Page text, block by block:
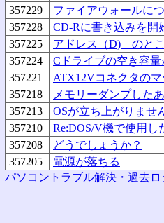
357229
ファイアウォールに
357228
CD-Rに書き込みを開
357225
アドレス（D) のと
357224
Cドライブの空き容量
357221
ATX12Vコネクタのマ
357218
メモリーダンプした
357213
OSが立ち上がりませ
357210
Re:DOS/V機で使用し
357208
どうでしょうか？
357205
電源が落ちる
パソコントラブル解決・過去ロ